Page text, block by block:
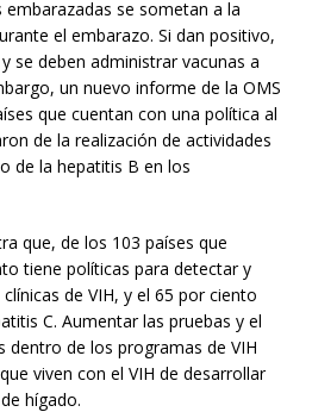
se sometan a la
el embarazo. Si dan positivo,
se deben administrar vacunas a
un nuevo informe de la OMS
que cuentan con una política al
de la realización de actividades
de la hepatitis B en los
que, de los 103 países que
tiene políticas para detectar y
de VIH, y el 65 por ciento
C. Aumentar las pruebas y el
de los programas de VIH
viven con el VIH de desarrollar
hígado.